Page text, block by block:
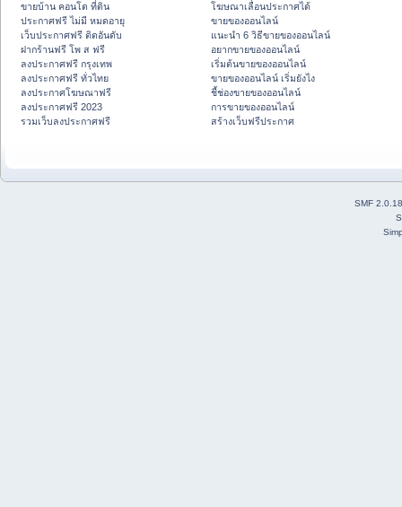
ขายบ้าน คอนโด ที่ดิน
ประกาศฟรี ไม่มี หมดอายุ
เว็บประกาศฟรี ติดอันดับ
ฝากร้านฟรี โพ ส ฟรี
ลงประกาศฟรี กรุงเทพ
ลงประกาศฟรี ทั่วไทย
ลงประกาศโฆษณาฟรี
ลงประกาศฟรี 2023
รวมเว็บลงประกาศฟรี
โฆษณาเลื่อนประกาศได้
ขายของออนไลน์
แนะนำ 6 วิธีขายของออนไลน์
อยากขายของออนไลน์
เริ่มต้นขายของออนไลน์
ขายของออนไลน์ เริ่มยังไง
ชี้ช่องขายของออนไลน์
การขายของออนไลน์
สร้างเว็บฟรีประกาศ
SMF 2.0.18